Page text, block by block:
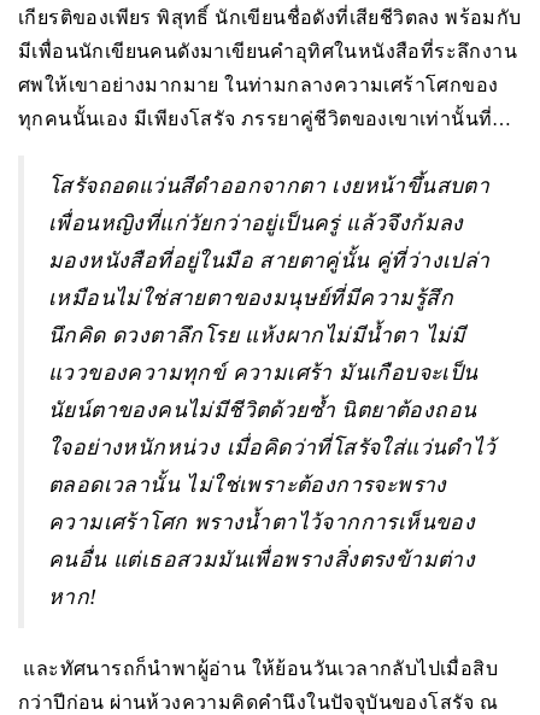
เกียรติของเพียร พิสุทธิ์ นักเขียนชื่อดังที่เสียชีวิตลง พร้อมกับ
มีเพื่อนนักเขียนคนดังมาเขียนคำอุทิศในหนังสือที่ระลึกงาน
ศพให้เขาอย่างมากมาย ในท่ามกลางความเศร้าโศกของ
ทุกคนนั้นเอง มีเพียงโสรัจ ภรรยาคู่ชีวิตของเขาเท่านั้นที่…
โสรัจถอดแว่นสีดำออกจากตา เงยหน้าขึ้นสบตา
เพื่อนหญิงที่แก่วัยกว่าอยู่เป็นครู่ แล้วจึงก้มลง
มองหนังสือที่อยู่ในมือ สายตาคู่นั้น คู่ที่ว่างเปล่า
เหมือนไม่ใช่สายตาของมนุษย์ที่มีความรู้สึก
นึกคิด ดวงตาลึกโรย แห้งผากไม่มีน้ำตา ไม่มี
แววของความทุกข์ ความเศร้า มันเกือบจะเป็น
นัยน์ตาของคนไม่มีชีวิตด้วยซ้ำ นิตยาต้องถอน
ใจอย่างหนักหน่วง เมื่อคิดว่าที่โสรัจใส่แว่นดำไว้
ตลอดเวลานั้น ไม่ใช่เพราะต้องการจะพราง
ความเศร้าโศก พรางน้ำตาไว้จากการเห็นของ
คนอื่น แต่เธอสวมมันเพื่อพรางสิ่งตรงข้ามต่าง
หาก!
และทัศนารถก็นำพาผู้อ่าน ให้ย้อนวันเวลากลับไปเมื่อสิบ
กว่าปีก่อน ผ่านห้วงความคิดคำนึงในปัจจุบันของโสรัจ ณ